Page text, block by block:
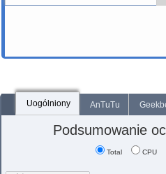
Uogólniony AnTuTu
Podsumowanie
Total CPU